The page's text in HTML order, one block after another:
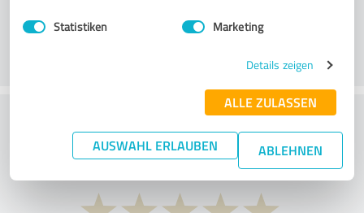
Statistiken Marketing
Details zeigen
ALLE ZULASSEN
AUSWAHL ERLAUBEN ABLEHNEN
What do you think of the price to
performance ratio?